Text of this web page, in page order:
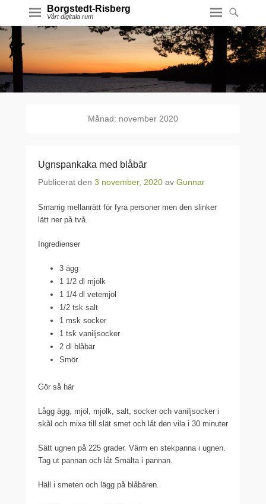
Borgstedt-Risberg
Vårt digitala rum
Månad: november 2020
Ugnspankaka med blåbär
Publicerat den 3 november, 2020 av Gunnar
Smarrig mellanrätt för fyra personer men den slinker
lätt ner på två.
Ingredienser
3 ägg
1 1/2 dl mjölk
1 1/4 dl vetemjöl
1/2 tsk salt
1 msk socker
1 tsk vaniljsocker
2 dl blåbär
Smör
Gör så här
Lågg ägg, mjöl, mjölk, salt, socker och vaniljsocker i
skål och mixa till slät smet och låt den vila i 30 minuter
Sätt ugnen på 225 grader. Värm en stekpanna i ugnen.
Tag ut pannan och låt Smälta i pannan.
Häll i smeten och lägg på blåbären.